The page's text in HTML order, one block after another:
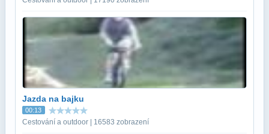
Jazda na bajku
00:13
Cestování a outdoor | 16583 zobrazení